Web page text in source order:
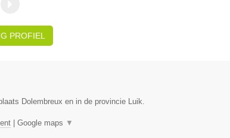
PROFIEL
Dolembreux en in de provincie Luik.
| Google maps ▼